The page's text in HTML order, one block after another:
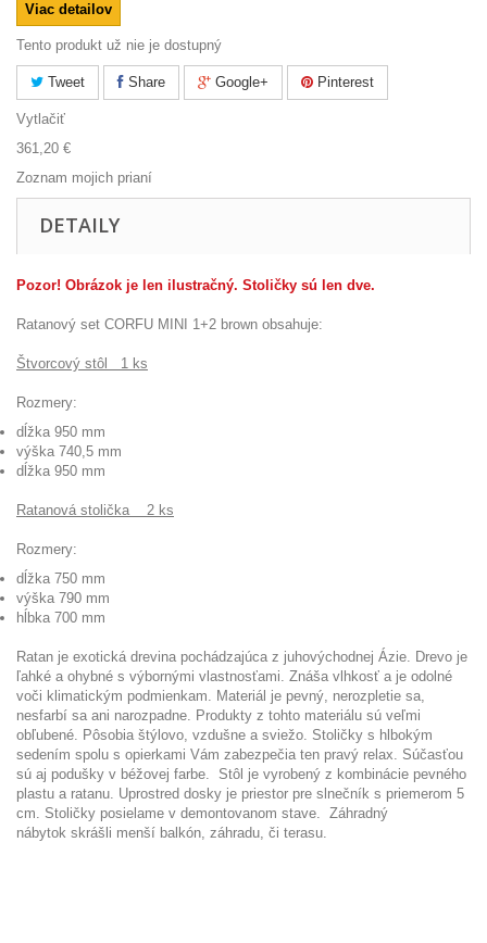
Viac detailov
Tento produkt už nie je dostupný
Tweet Share Google+ Pinterest
Vytlačiť
361,20 €
Zoznam mojich prianí
DETAILY
Pozor! Obrázok je len ilustračný. Stoličky sú len dve.
Ratanový set CORFU MINI 1+2 brown obsahuje:
Štvorcový stôl 1 ks
Rozmery:
dĺžka 950 mm
výška 740,5 mm
dĺžka 950 mm
Ratanová stolička 2 ks
Rozmery:
dĺžka 750 mm
výška 790 mm
hĺbka 700 mm
Ratan je exotická drevina pochádzajúca z juhovýchodnej Ázie. Drevo je
ľahké a ohybné s výbornými vlastnosťami. Znáša vlhkosť a je odolné
voči klimatickým podmienkam. Materiál je pevný, nerozpletie sa,
nesfarbí sa ani narozpadne. Produkty z tohto materiálu sú veľmi
obľubené. Pôsobia štýlovo, vzdušne a sviežo. Stoličky s hlbokým
sedením spolu s opierkami Vám zabezpečia ten pravý relax. Súčasťou
sú aj podušky v béžovej farbe. Stôl je vyrobený z kombinácie pevného
plastu a ratanu. Uprostred dosky je priestor pre slnečník s priemerom 5
cm. Stoličky posielame v demontovanom stave. Záhradný
nábytok skrášli menší balkón, záhradu, či terasu.